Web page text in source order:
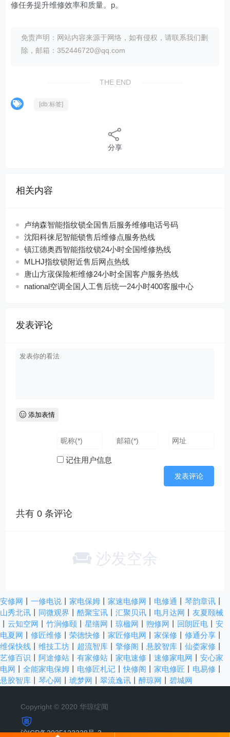
修任务提升维修效率和质量。p。
免责声明：网站内容来源于网络，如有侵权，请联系我们删
除，邮箱：352446720@qq.com
THE END
[db:标签]
分享
相关内容
卢纳森智能指纹锁全国售后服务维修电话号码
沈阳科徕尼智能锁售后维修点服务热线
镇江德奥西智能指纹锁24小时全国维修热线
MLHJ指纹锁附近售后网点热线
唐山方宬保险柜维修24小时全国客户服务热线
national空调全国人工售后统一24小时400客服中心
发表评论
添加表情
记住用户信息
共有0 条评论
沙发空余
安修网 一修电说 家电保姆 家速电修网 电修通 琴韵章讯
山秀北讯
同微观界 酷聚宝讯 汇聚贝讯 电月达网
友夏颐械
云知空网 竹涧修颐 星缮网 琼楹网 煦修网 回朗匠电
安
电夏网
修匠维修 荣德快修 家匠修电网 家保修 修通分享
维保快线
维技工坊 超流智库 擎修阁 悬胶智库 仙娄家修
艺修百识
阿途修站 有家修站 家电速修 速修家电网
安心家
电网
全能家电保姆 电修匠札记 丨快修阁 家电修匠 电易修
悬胶智库
琴心网 琥梦网 翠流逸讯 醉琼网 碧城网
Copyright © 2020 华琼绽闻
沪ICP备2025123328号-3